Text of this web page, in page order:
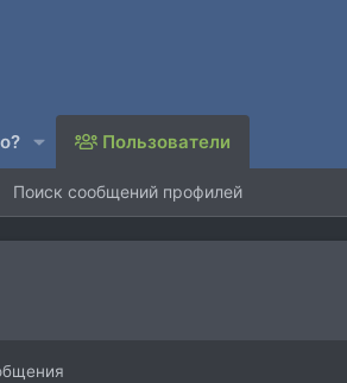
Пользователи
Поиск сообщений профилей